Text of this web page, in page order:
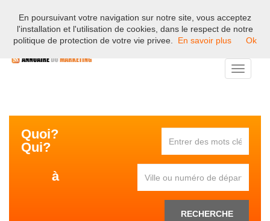
Bienvenue sur l'annuaire professionnel du marketing et de la
communication en France.
Toggle
Quoi?
Qui?
à
RECHERCHE
En poursuivant votre navigation sur notre site, vous acceptez
l'installation et l'utilisation de cookies, dans le respect de notre
politique de protection de votre vie privee.
En savoir plus Ok